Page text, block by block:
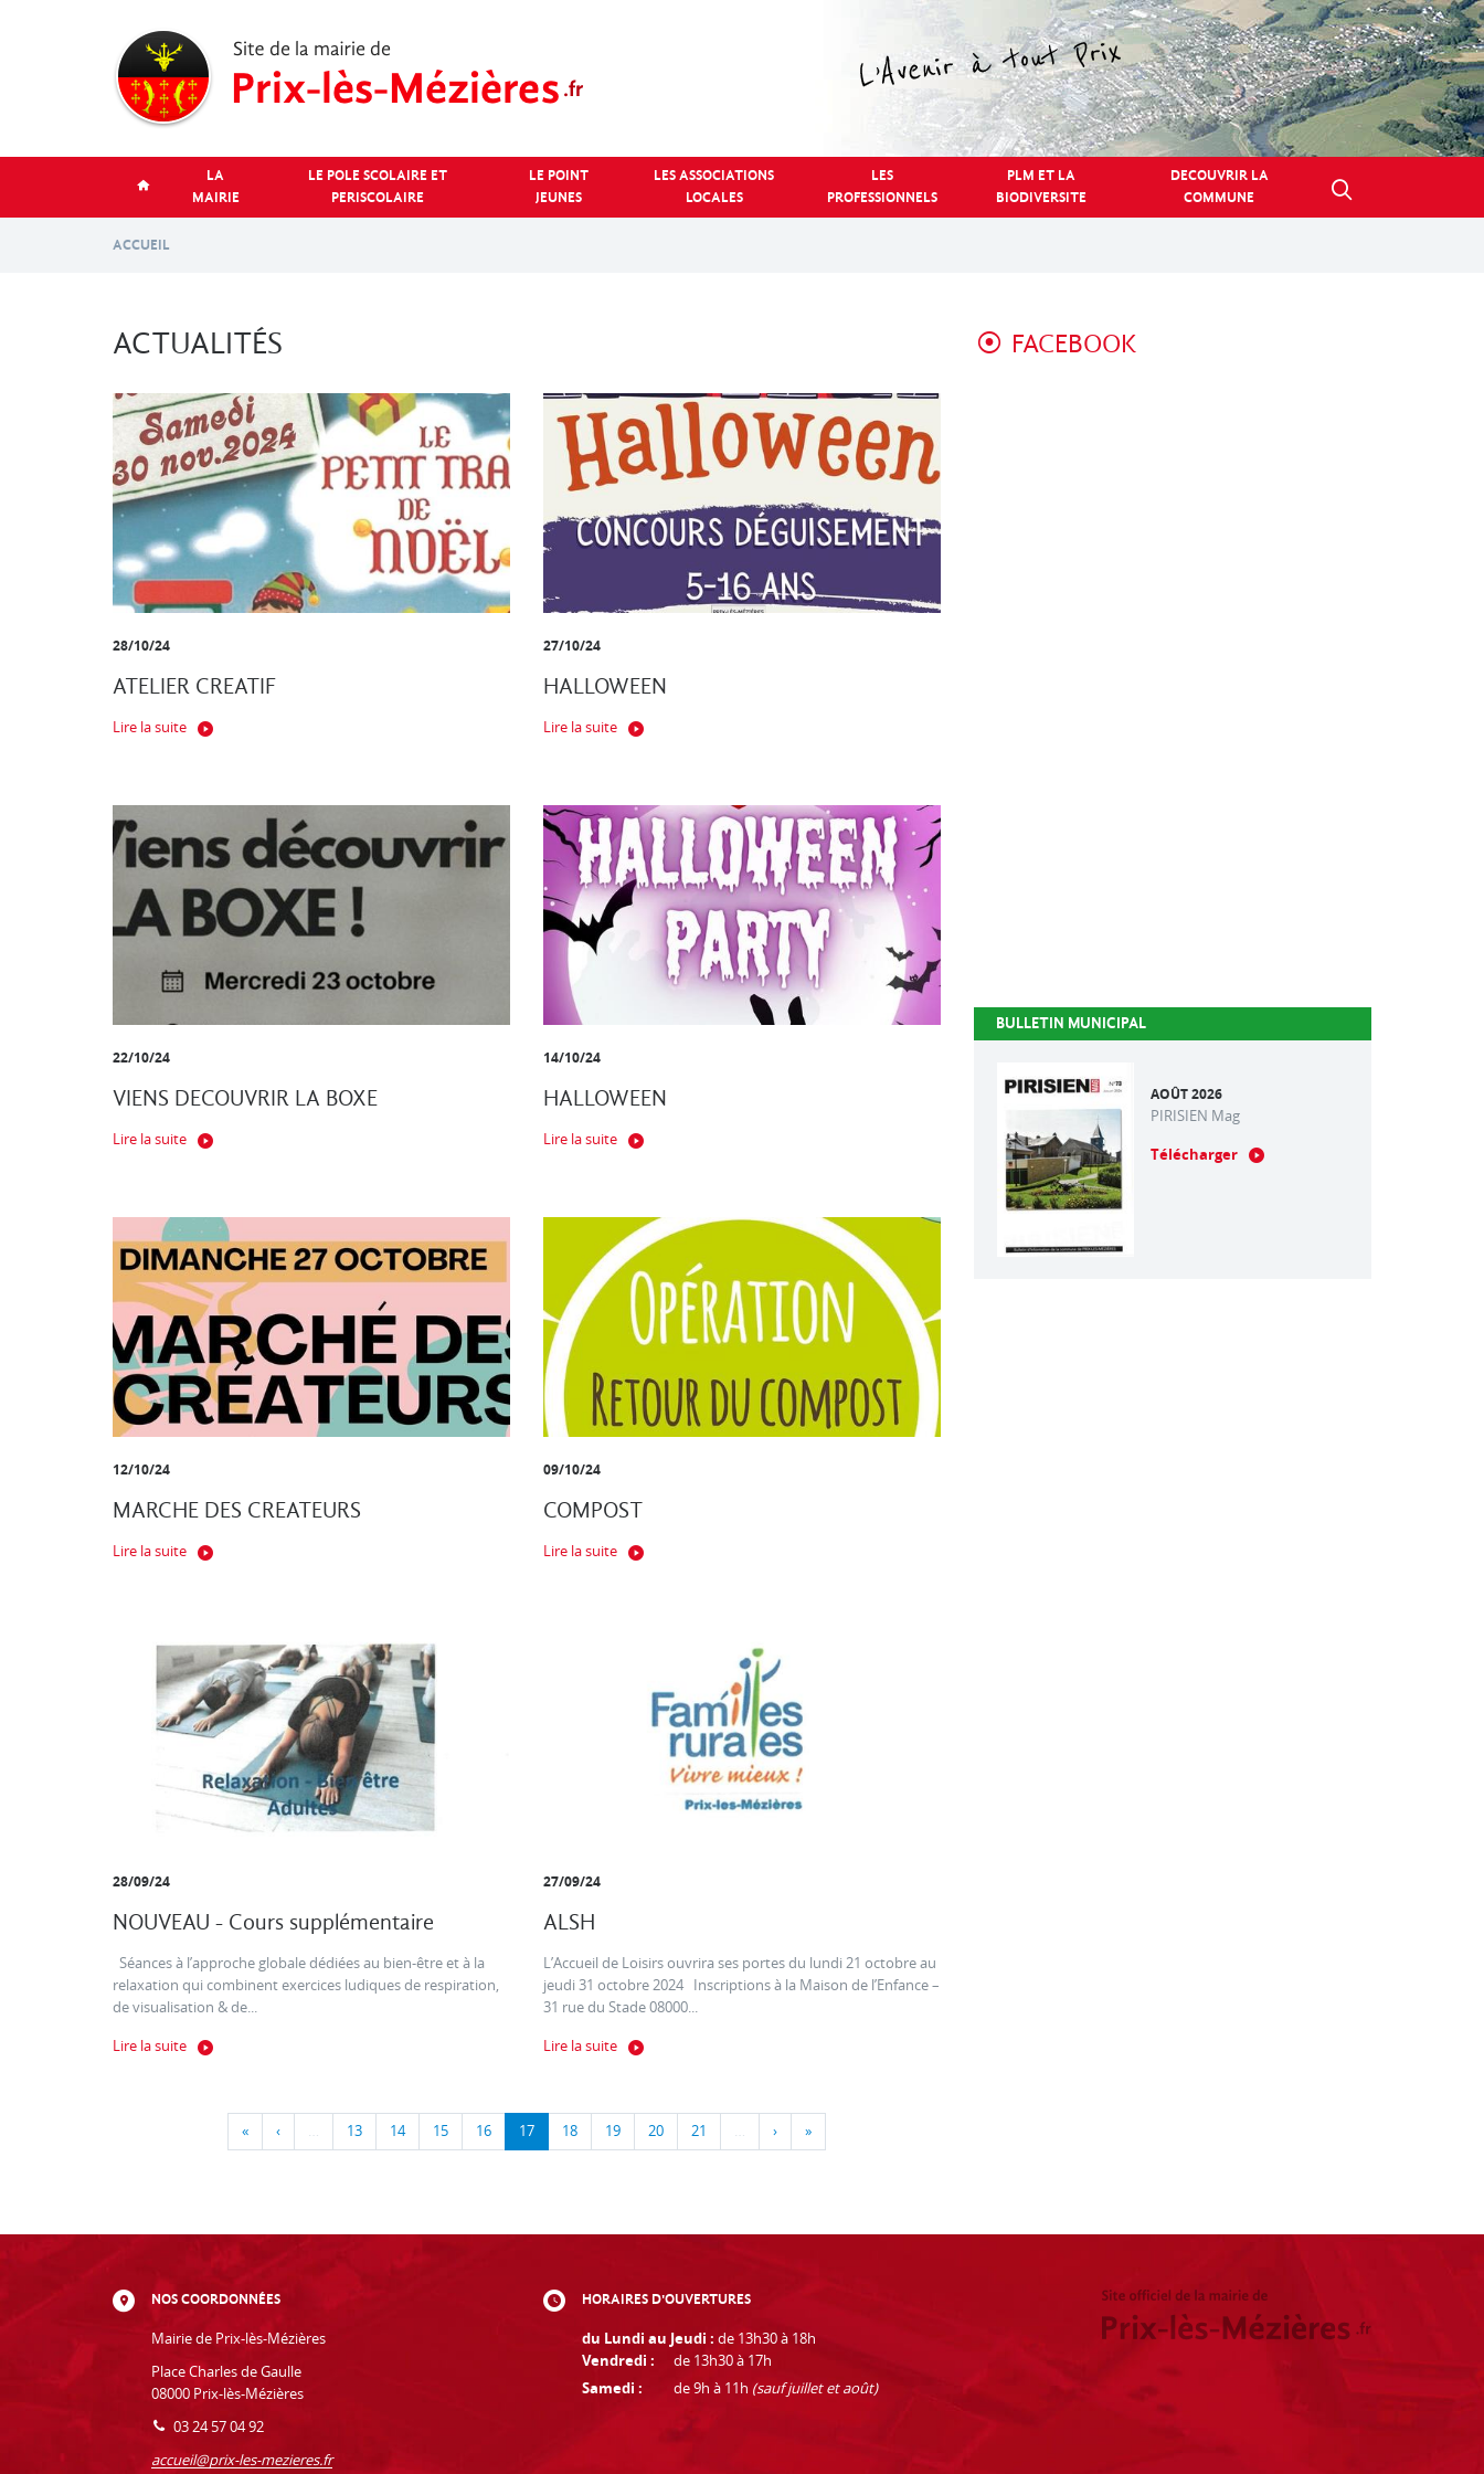
LA
MAIRIE
LE POLE SCOLAIRE ET
PERISCOLAIRE
LE POINT
JEUNES
LES ASSOCIATIONS
LOCALES
LES
PROFESSIONNELS
PLM ET LA
BIODIVERSITE
DECOUVRIR LA
COMMUNE
ACCUEIL
ACTUALITÉS
28/10/24
ATELIER CREATIF
Lire la suite
27/10/24
HALLOWEEN
Lire la suite
22/10/24
VIENS DECOUVRIR LA BOXE
Lire la suite
14/10/24
HALLOWEEN
Lire la suite
12/10/24
MARCHE DES CREATEURS
Lire la suite
09/10/24
COMPOST
Lire la suite
28/09/24
NOUVEAU - Cours supplémentaire
Séances à l’approche globale dédiées au bien-être et à la
relaxation qui combinent exercices ludiques de respiration,
de visualisation & de...
Lire la suite
27/09/24
ALSH
L’Accueil de Loisirs ouvrira ses portes du lundi 21 octobre au
jeudi 31 octobre 2024 Inscriptions à la Maison de l’Enfance –
31 rue du Stade 08000...
Lire la suite
« ‹ … 13 14 15 16 17 18 19 20 21 … › »
FACEBOOK
BULLETIN MUNICIPAL
AOÛT 2026
PIRISIEN Mag
Télécharger
NOS COORDONNÉES
Mairie de Prix-lès-Mézières
Place Charles de Gaulle
08000 Prix-lès-Mézières
03 24 57 04 92
accueil@prix-les-mezieres.fr
HORAIRES D'OUVERTURES
du Lundi au Jeudi : de 13h30 à 18h
Vendredi :
de 13h30 à 17h
Samedi :
de 9h à 11h (sauf juillet et août)